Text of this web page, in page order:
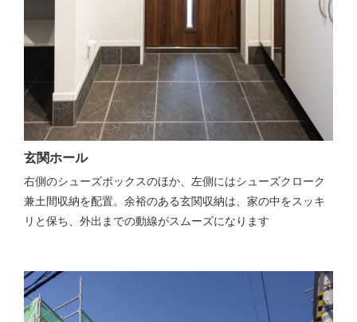
玄関ホール
右側のシューズボックスのほか、左側にはシューズクローク
兼土間収納を配置。余裕のある玄関収納は、家の中をスッキ
リと保ち、外出までの動線がスムーズになります